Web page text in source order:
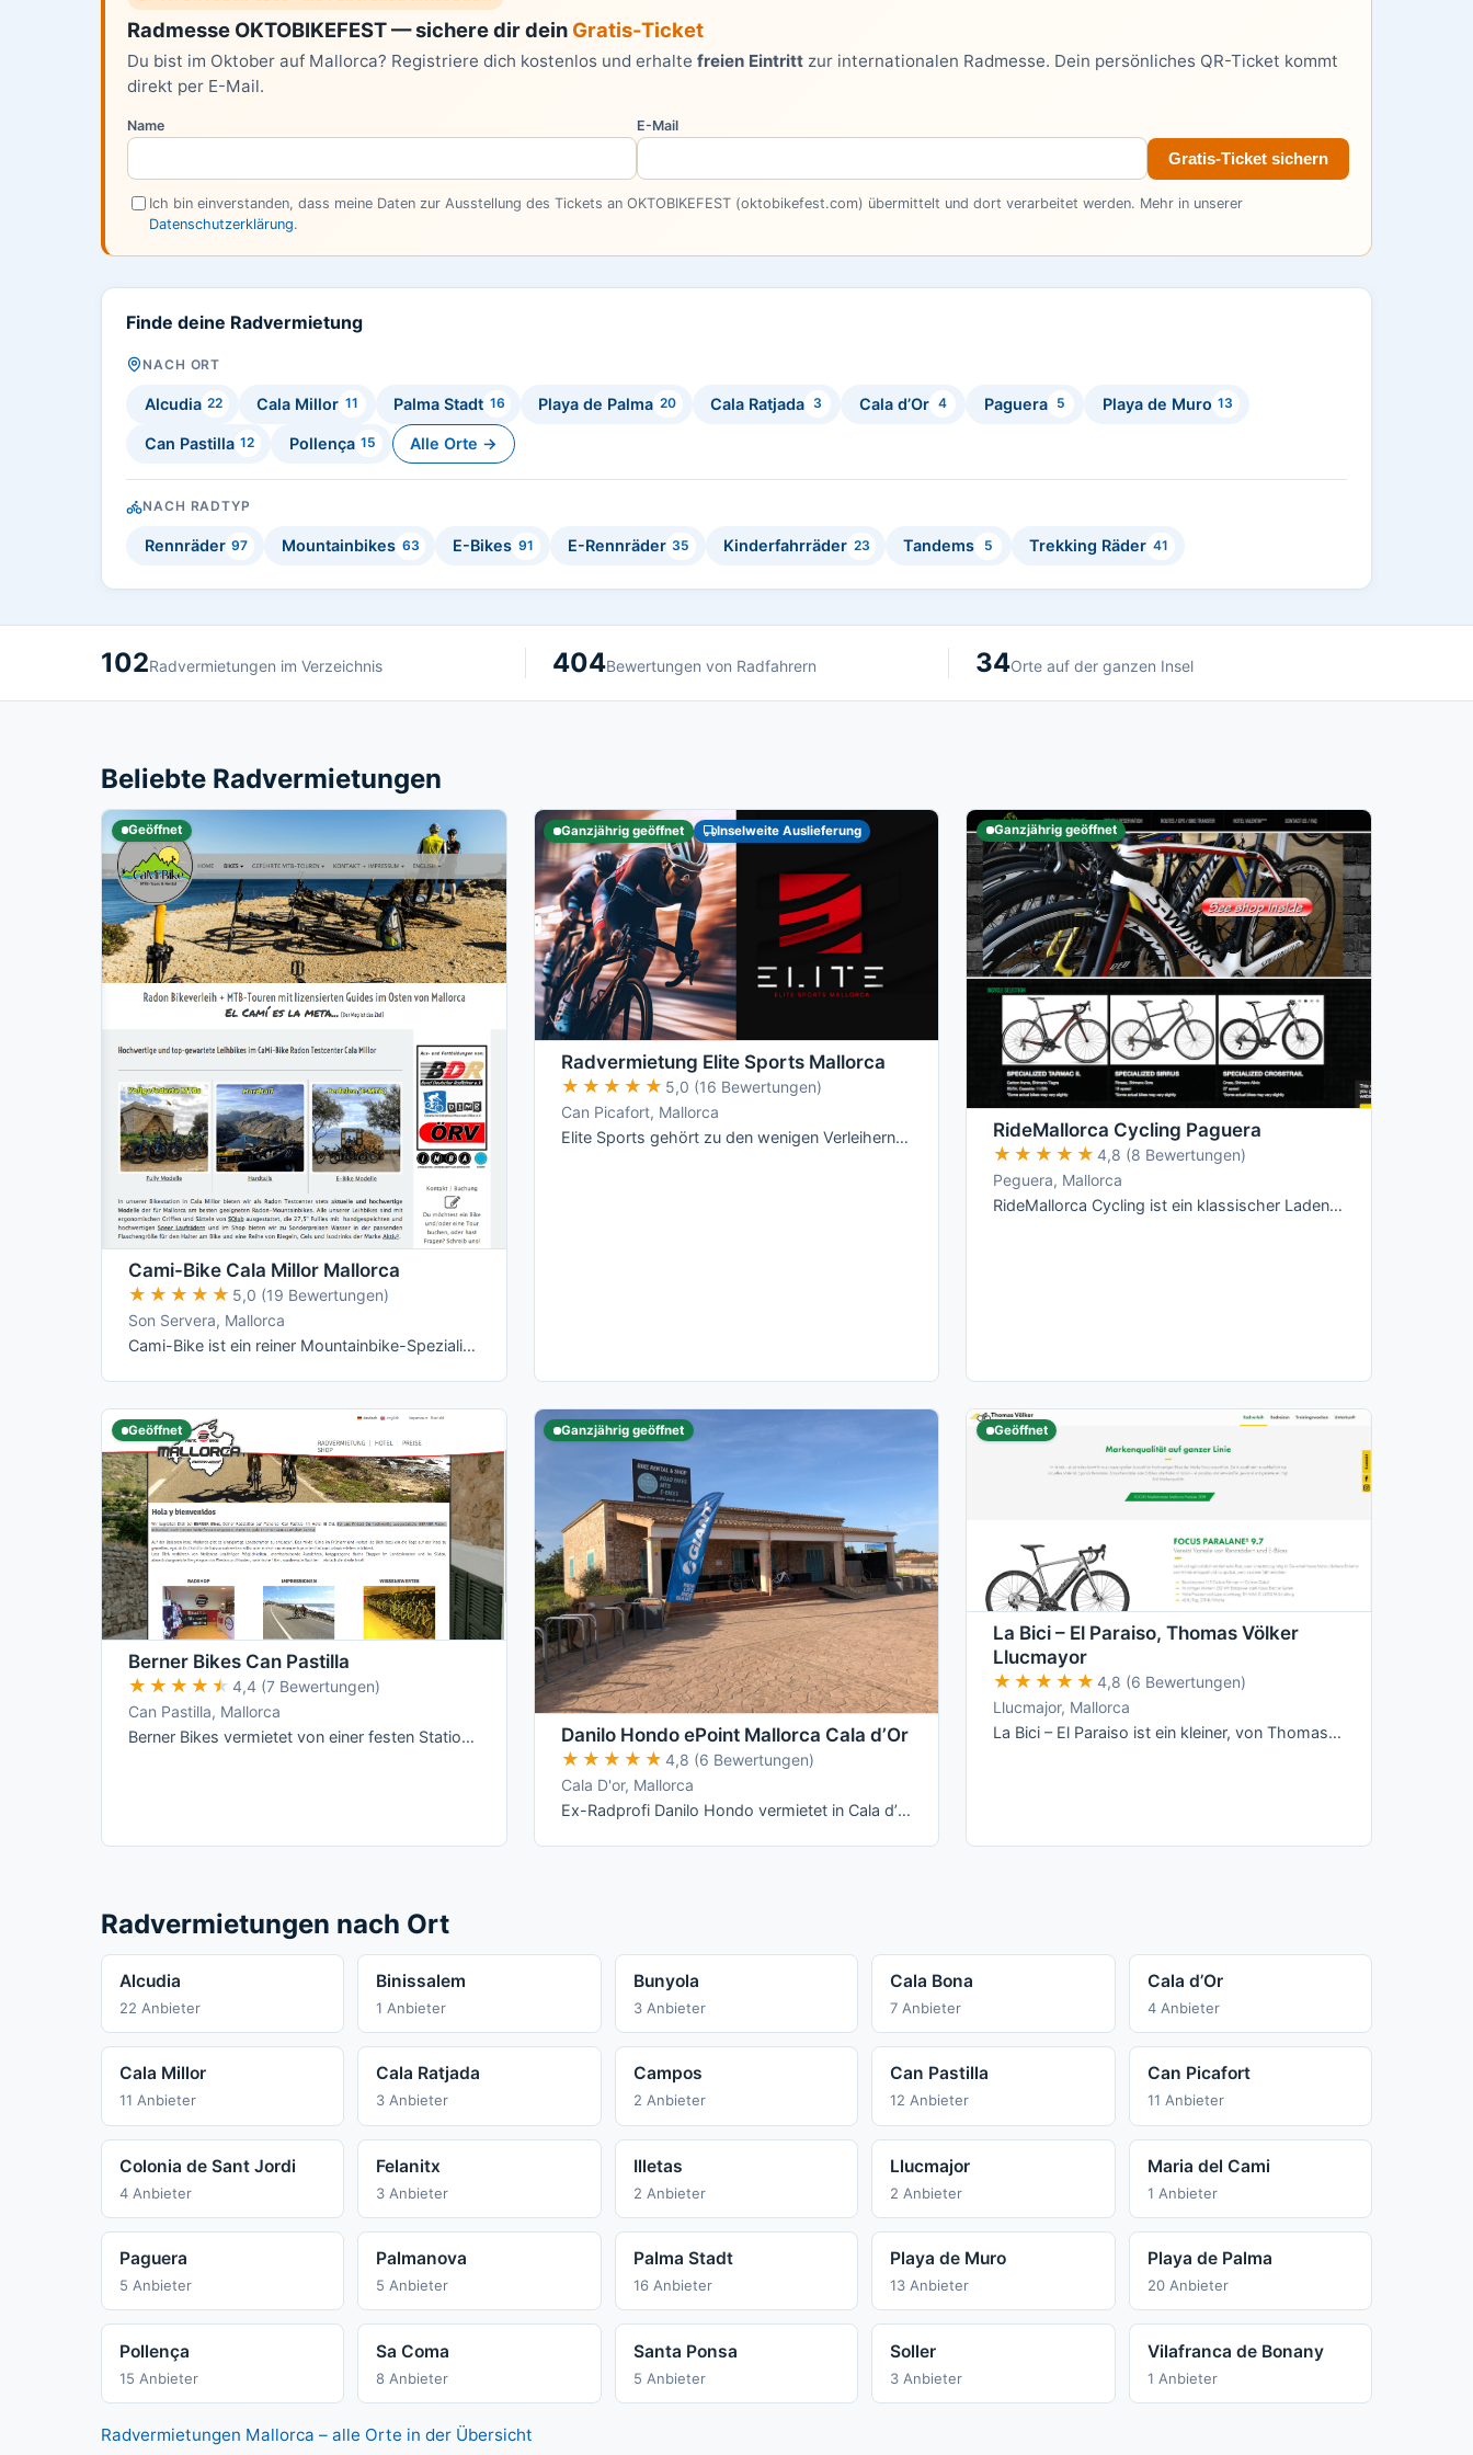
Radmesse OKTOBIKEFEST — sichere dir dein Gratis-Ticket
Du bist im Oktober auf Mallorca? Registriere dich kostenlos und erhalte freien Eintritt zur internationalen Radmesse. Dein persönliches QR-Ticket kommt
direkt per E-Mail.
Name E-Mail
Gratis-Ticket sichern
Ich bin einverstanden, dass meine Daten zur Ausstellung des Tickets an OKTOBIKEFEST (oktobikefest.com) übermittelt und dort verarbeitet werden. Mehr in unserer
Datenschutzerklärung.
Finde deine Radvermietung
NACH ORT
Alcudia 22 Cala Millor 11 Palma Stadt 16 Playa de Palma 20 Cala Ratjada 3 Cala d’Or 4 Paguera 5 Playa de Muro 13
Can Pastilla 12 Pollença 15 Alle Orte →
NACH RADTYP
Rennräder 97 Mountainbikes 63 E-Bikes 91 E-Rennräder 35 Kinderfahrräder 23 Tandems 5 Trekking Räder 41
102Radvermietungen im Verzeichnis 404Bewertungen von Radfahrern 34Orte auf der ganzen Insel
Beliebte Radvermietungen
Geöffnet
Cami-Bike Cala Millor Mallorca
★★★★★
★★★★★ 5,0 (19 Bewertungen)
Son Servera, Mallorca
Cami-Bike ist ein reiner Mountainbike-Spezialist an der Ostküste: Hardtail, Fully und die jeweiligen E-Varianten von Merida, dazu geführte …
Ganzjährig geöffnet Inselweite Auslieferung
Radvermietung Elite Sports Mallorca
★★★★★
★★★★★ 5,0 (16 Bewertungen)
Can Picafort, Mallorca
Elite Sports gehört zu den wenigen Verleihern auf Mallorca mit echten All-Inclusive-Preisen: Versicherung, Radanpassung, Zubehör und …
Ganzjährig geöffnet
RideMallorca Cycling Paguera
★★★★★
★★★★★4,8 (8 Bewertungen)
Peguera, Mallorca
RideMallorca Cycling ist ein klassischer Laden-Verleih am Bulevar de Peguera: Du holst Dein Rad im Shop ab, dort wird es Dir angepasst – …
Geöffnet
Berner Bikes Can Pastilla
★★★★★
★★★★★ 4,4 (7 Bewertungen)
Can Pastilla, Mallorca
Berner Bikes vermietet von einer festen Station im Hotel THB El Cid an der Playa de Palma aus eine reine Rennrad- und E-Rennrad-Flotte mit …
Ganzjährig geöffnet
Danilo Hondo ePoint Mallorca Cala d’Or
★★★★★
★★★★★ 4,8 (6 Bewertungen)
Cala D'or, Mallorca
Ex-Radprofi Danilo Hondo vermietet in Cala d’Or Giant- und Liv-Räder – vom Rennrad über Mountainbike bis zum E-Bike – und betreibt dort ein …
Geöffnet
La Bici – El Paraiso, Thomas Völker
Llucmayor
★★★★★
★★★★★4,8 (6 Bewertungen)
Llucmajor, Mallorca
La Bici – El Paraiso ist ein kleiner, von Thomas Völker persönlich geführter Radverleih in Llucmajor mit Fokus auf Focus-Räder (Rennrad, …
Radvermietungen nach Ort
Alcudia
22 Anbieter
Binissalem
1 Anbieter
Bunyola
3 Anbieter
Cala Bona
7 Anbieter
Cala d’Or
4 Anbieter
Cala Millor
11 Anbieter
Cala Ratjada
3 Anbieter
Campos
2 Anbieter
Can Pastilla
12 Anbieter
Can Picafort
11 Anbieter
Colonia de Sant Jordi
4 Anbieter
Felanitx
3 Anbieter
Illetas
2 Anbieter
Llucmajor
2 Anbieter
Maria del Cami
1 Anbieter
Paguera
5 Anbieter
Palmanova
5 Anbieter
Palma Stadt
16 Anbieter
Playa de Muro
13 Anbieter
Playa de Palma
20 Anbieter
Pollença
15 Anbieter
Sa Coma
8 Anbieter
Santa Ponsa
5 Anbieter
Soller
3 Anbieter
Vilafranca de Bonany
1 Anbieter
Radvermietungen Mallorca – alle Orte in der Übersicht